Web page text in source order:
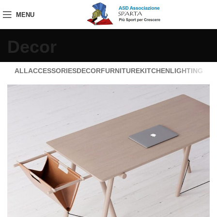
MENU
Decor
ALLACCESSORIESDECORFURNITUREKITCHENLIGHTING